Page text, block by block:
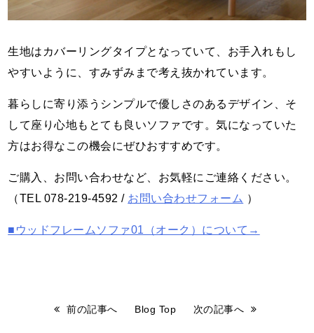
生地はカバーリングタイプとなっていて、お手入れもし
やすいように、すみずみまで考え抜かれています。
暮らしに寄り添うシンプルで優しさのあるデザイン、そ
して座り心地もとても良いソファです。気になっていた
方はお得なこの機会にぜひおすすめです。
ご購入、お問い合わせなど、お気軽にご連絡ください。
（TEL 078-219-4592 / お問い合わせフォーム ）
■ウッドフレームソファ01（オーク）について→
前の記事へ Blog Top 次の記事へ